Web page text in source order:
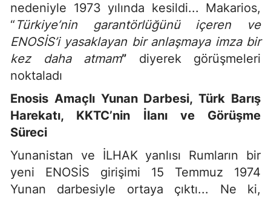
nedeniyle 1973 yılında kesildi... Makarios,
“ Türkiye’nin garantörlüğünü içeren ve
ENOSİS’i yasaklayan bir anlaşmaya imza bir
kez daha atmam” diyerek görüşmeleri
noktaladı
Enosis Amaçlı Yunan Darbesi, Türk Barış
Harekatı, KKTC’nin İlanı ve Görüşme
Süreci
Yunanistan ve İLHAK yanlısı Rumların bir
yeni ENOSİS girişimi 15 Temmuz 1974
Yunan darbesiyle ortaya çıktı... Ne ki,